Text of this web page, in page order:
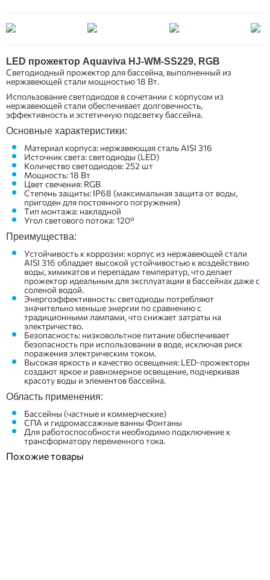
LED прожектор Aquaviva HJ-WM-SS229, RGB
Светодиодный прожектор для бассейна, выполненный из
нержавеющей стали мощностью 18 Вт.
Использование светодиодов в сочетании с корпусом из
нержавеющей стали обеспечивает долговечность,
эффективность и эстетичную подсветку бассейна.
Основные характеристики:
Материал корпуса: нержавеющая сталь AISI 316
Источник света: светодиоды (LED)
Количество светодиодов: 252 шт
Мощность: 18 Вт
Цвет свечения: RGB
Степень защиты: IP68 (максимальная защита от воды,
пригоден для постоянного погружения)
Тип монтажа: накладной
Угол светового потока: 120°
Преимущества:
Устойчивость к коррозии: корпус из нержавеющей стали
AISI 316 обладает высокой устойчивостью к воздействию
воды, химикатов и перепадам температур, что делает
прожектор идеальным для эксплуатации в бассейнах даже с
соленой водой.
Энергоэффективность: светодиоды потребляют
значительно меньше энергии по сравнению с
традиционными лампами, что снижает затраты на
электричество.
Безопасность: низковольтное питание обеспечивает
безопасность при использовании в воде, исключая риск
поражения электрическим током.
Высокая яркость и качество освещения: LED-прожекторы
создают яркое и равномерное освещение, подчеркивая
красоту воды и элементов бассейна.
Область применения:
Бассейны (частные и коммерческие)
СПА и гидромассажные ванны Фонтаны
Для работоспособности необходимо подключение к
трансформатору переменного тока.
Похожие товары